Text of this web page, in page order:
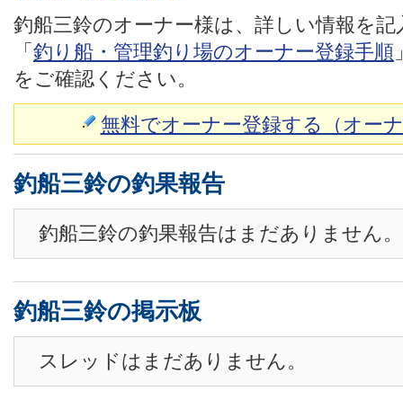
釣船三鈴のオーナー様は、詳しい情報を
「 釣り船・管理釣り場のオーナー登録手順
をご確認ください。
無料でオーナー登録する（オー
釣船三鈴の釣果報告
釣船三鈴の釣果報告はまだありません。
釣船三鈴の掲示板
スレッドはまだありません。